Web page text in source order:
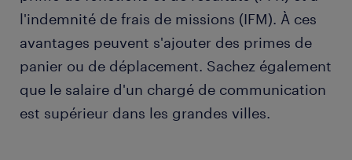
l'indemnité de frais de missions (IFM). À ces
avantages peuvent s'ajouter des primes de
panier ou de déplacement. Sachez également
que le salaire d'un chargé de communication
est supérieur dans les grandes villes.